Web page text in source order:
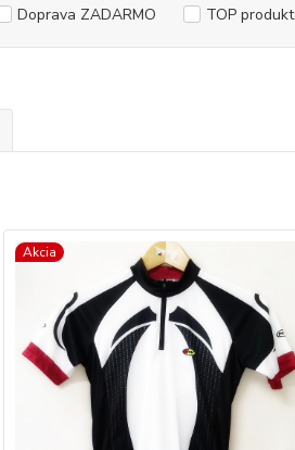
Doprava ZADARMO TOP produkt
Akcia